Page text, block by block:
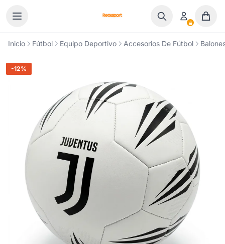
Inicio Fútbol Equipo Deportivo Accesorios De Fútbol
-12%